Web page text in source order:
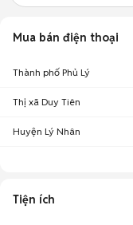
Mua bán điện thoại
Thành phố Phủ Lý
Thị xã Duy Tiên
Huyện Lý Nhân
Tiện ích